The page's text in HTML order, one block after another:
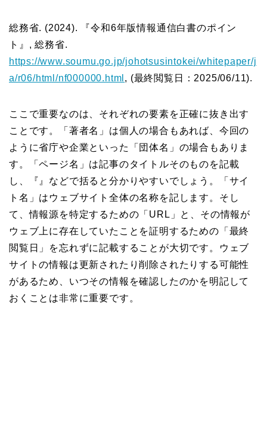
総務省. (2024). 『令和6年版情報通信白書のポイン
ト』, 総務省.
https://www.soumu.go.jp/johotsusintokei/whitepaper/j
a/r06/html/nf000000.html , (最終閲覧日：2025/06/11).
ここで重要なのは、それぞれの要素を正確に抜き出す
ことです。「著者名」は個人の場合もあれば、今回の
ように省庁や企業といった「団体名」の場合もありま
す。「ページ名」は記事のタイトルそのものを記載
し、『』などで括ると分かりやすいでしょう。「サイ
ト名」はウェブサイト全体の名称を記します。そし
て、情報源を特定するための「URL」と、その情報が
ウェブ上に存在していたことを証明するための「最終
閲覧日」を忘れずに記載することが大切です。ウェブ
サイトの情報は更新されたり削除されたりする可能性
があるため、いつその情報を確認したのかを明記して
おくことは非常に重要です。